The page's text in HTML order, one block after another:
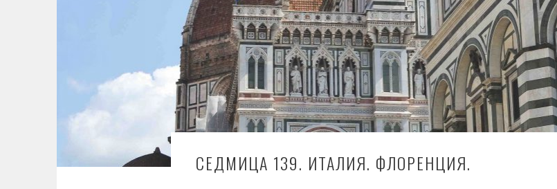
фокача
с
грозде.
СЕДМИЦА 139. ИТАЛИЯ. ФЛОРЕНЦИЯ.